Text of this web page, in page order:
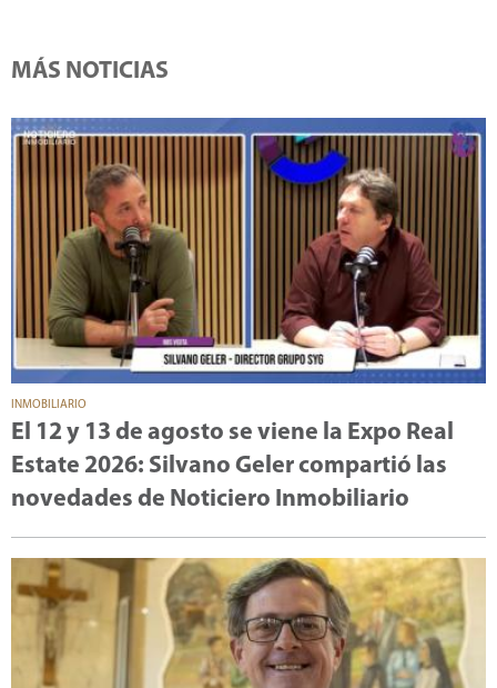
MÁS NOTICIAS
INMOBILIARIO
El 12 y 13 de agosto se viene la Expo Real
Estate 2026: Silvano Geler compartió las
novedades de Noticiero Inmobiliario